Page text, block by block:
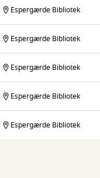
Espergærde Bibliotek
Espergærde Bibliotek
Espergærde Bibliotek
Espergærde Bibliotek
Espergærde Bibliotek